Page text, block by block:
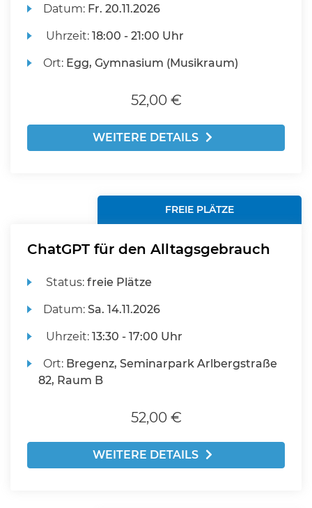
Datum: Fr. 20.11.2026
Uhrzeit:18:00 - 21:00 Uhr
Ort: Egg, Gymnasium (Musikraum)
52,00 €
WEITERE DETAILS
FREIE PLÄTZE
ChatGPT für den Alltagsgebrauch
Status:freie Plätze
Datum:Sa. 14.11.2026
Uhrzeit:13:30 - 17:00 Uhr
Ort: Bregenz, Seminarpark Arlbergstraße
82, Raum B
52,00 €
WEITERE DETAILS